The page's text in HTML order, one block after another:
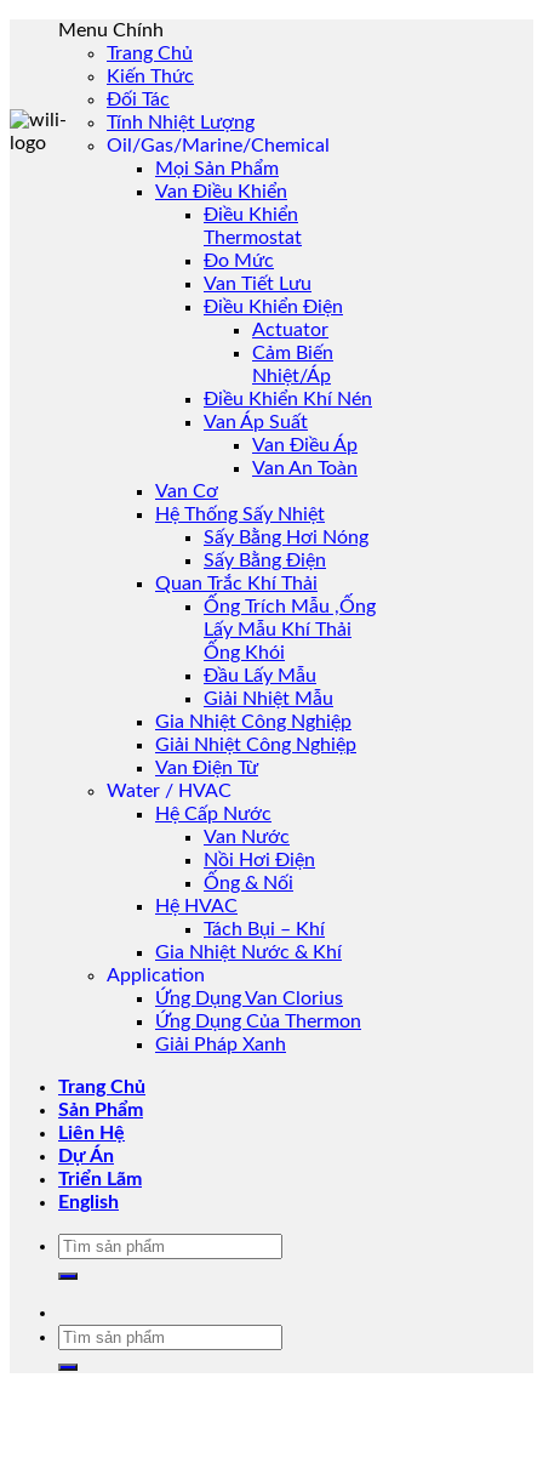
Menu Chính
Trang Chủ
Kiến Thức
Đối Tác
Tính Nhiệt Lượng
Oil/Gas/Marine/Chemical
Mọi Sản Phẩm
Van Điều Khiển
Điều Khiển
Thermostat
Đo Mức
Van Tiết Lưu
Điều Khiển Điện
Actuator
Cảm Biến
Nhiệt/Áp
Điều Khiển Khí Nén
Van Áp Suất
Van Điều Áp
Van An Toàn
Van Cơ
Hệ Thống Sấy Nhiệt
Sấy Bằng Hơi Nóng
Sấy Bằng Điện
Quan Trắc Khí Thải
Ống Trích Mẫu ,Ống
Lấy Mẫu Khí Thải
Ống Khói
Đầu Lấy Mẫu
Giải Nhiệt Mẫu
Gia Nhiệt Công Nghiệp
Giải Nhiệt Công Nghiệp
Van Điện Từ
Water / HVAC
Hệ Cấp Nước
Van Nước
Nồi Hơi Điện
Ống & Nối
Hệ HVAC
Tách Bụi – Khí
Gia Nhiệt Nước & Khí
Application
Ứng Dụng Van Clorius
Ứng Dụng Của Thermon
Giải Pháp Xanh
Trang Chủ
Sản Phẩm
Liên Hệ
Dự Án
Triển Lãm
English
Tìm
Tìm